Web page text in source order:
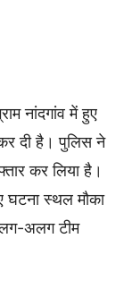
नांदगांव में हुए
दी है। पुलिस ने
कर लिया है।
घटना स्थल मौका
अलग टीम